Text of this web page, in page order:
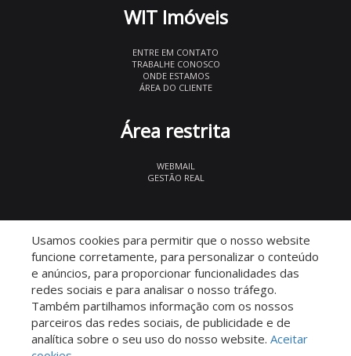
WIT Imóveis
ENTRE EM CONTATO
TRABALHE CONOSCO
ONDE ESTAMOS
ÁREA DO CLIENTE
Área restrita
WEBMAIL
GESTÃO REAL
Descomplicado por:
Usamos cookies para permitir que o nosso website
funcione corretamente, para personalizar o conteúdo
e anúncios, para proporcionar funcionalidades das
redes sociais e para analisar o nosso tráfego.
Também partilhamos informação com os nossos
parceiros das redes sociais, de publicidade e de
analítica sobre o seu uso do nosso website. Aceitar